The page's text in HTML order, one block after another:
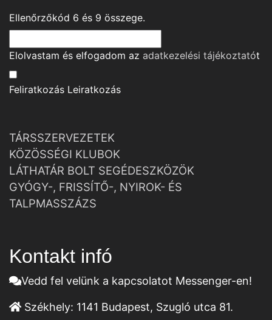
Ellenőrzőkód 6 és 9 összege.
Elolvastam és elfogadom az adatkezelési tájékoztatót
Feliratkozás Leiratkozás
TÁRSSZERVEZETEK
KÖZÖSSÉGI KLUBOK
LÁTHATÁR BOLT SEGÉDESZKÖZÖK
GYÓGY-, FRISSÍTŐ-, NYIROK- ÉS
TALPMASSZÁZS
Kontakt infó
Vedd fel velünk a kapcsolatot Messenger-en!
Székhely: 1141 Budapest, Szugló utca 81.